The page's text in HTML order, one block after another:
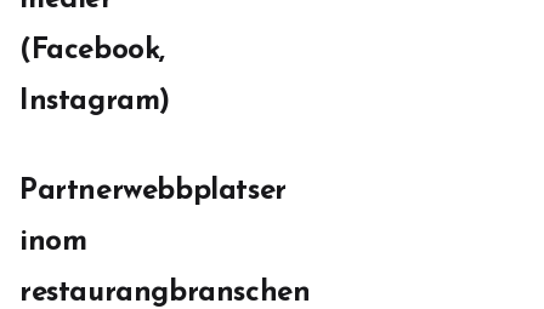
(Facebook,
Instagram)
Partnerwebbplatser
inom
restaurangbranschen